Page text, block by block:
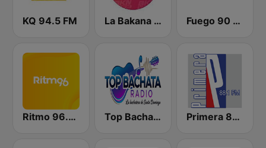
KQ 94.5 FM La Bakana FM Fuego 90 La Salsera
Ritmo 96.5 FM Top Bachata Radio Primera 88.1 FM